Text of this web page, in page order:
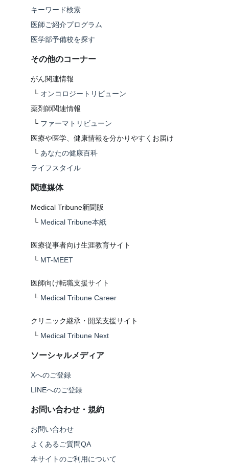
キーワード検索
医師ご紹介プログラム
医学部予備校を探す
その他のコーナー
がん関連情報
└ オンコロジートリビューン
薬剤師関連情報
└ ファーマトリビューン
医療や医学、健康情報を分かりやすくお届け
└ あなたの健康百科
ライフスタイル
関連媒体
Medical Tribune新聞版
└ Medical Tribune本紙
医療従事者向け生涯教育サイト
└ MT-MEET
医師向け転職支援サイト
└ Medical Tribune Career
クリニック継承・開業支援サイト
└ Medical Tribune Next
ソーシャルメディア
Xへのご登録
LINEへのご登録
お問い合わせ・規約
お問い合わせ
よくあるご質問QA
本サイトのご利用について